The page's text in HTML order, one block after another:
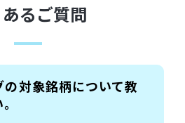
るご質問
の対象銘柄について教